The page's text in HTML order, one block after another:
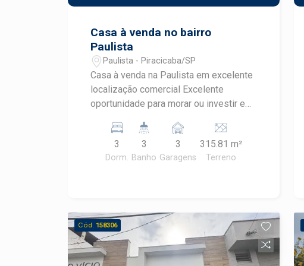
Casa à venda no bairro
Paulista
Paulista - Piracicaba/SP
Casa à venda na Paulista em excelente
localização comercial Excelente
oportunidade para morar ou investir em
Paulista, com grande potencial para uso
residencial ou comercial. Destaques do
imóvel: Terreno amplo com 315,81 m²
espaçosa Sala de jantar integrada a um
agradável jardim interno Cozinha
planejada 3 dormitórios com armários
embutidos 2 banheiros completos Na
3
Dorm.
3
Banho
3
Garagens
315.81 m²
Terreno
Cód. 158306